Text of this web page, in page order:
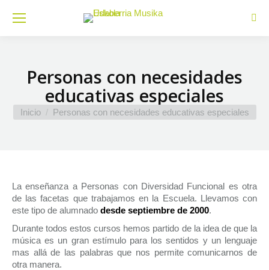
Personas con necesidades
educativas especiales
Estás aquí:
Inicio Personas con necesidades educativas especiales
La enseñanza a Personas con Diversidad Funcional es otra
de las facetas que trabajamos en la Escuela. Llevamos con
este tipo de alumnado desde septiembre de 2000.
Durante todos estos cursos hemos partido de la idea de que la
música es un gran estímulo para los sentidos y un lenguaje
mas allá de las palabras que nos permite comunicarnos de
otra manera.